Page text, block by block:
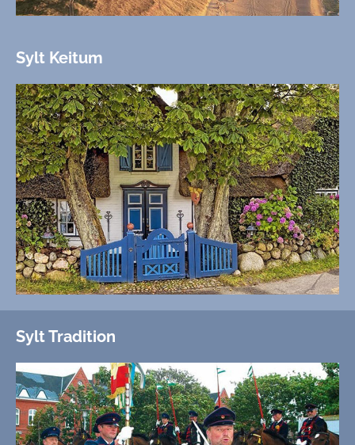
Sylt Keitum
Sylt Tradition